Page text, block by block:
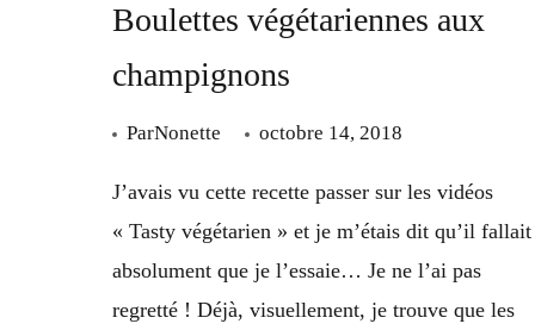
Boulettes végétariennes aux
champignons
ParNonette octobre 14, 2018
J’avais vu cette recette passer sur les vidéos
« Tasty végétarien » et je m’étais dit qu’il fallait
absolument que je l’essaie… Je ne l’ai pas
regretté ! Déjà, visuellement, je trouve que les